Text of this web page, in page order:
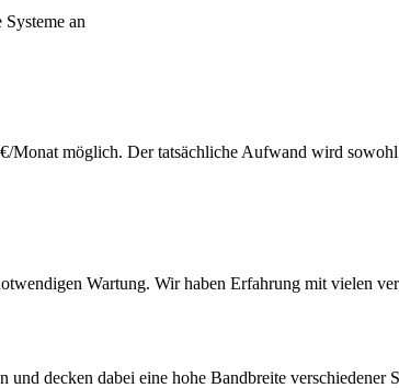
an
Monat möglich. Der tatsächliche Aufwand wird
Wartung. Wir haben Erfahrung mit vielen
decken dabei eine hohe Bandbreite